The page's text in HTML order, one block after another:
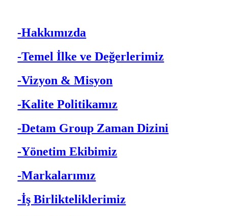
-Hakkımızda
-Temel İlke ve Değerlerimiz
-Vizyon & Misyon
-Kalite Politikamız
-Detam Group Zaman Dizini
-Yönetim Ekibimiz
-Markalarımız
-İş Birlikteliklerimiz